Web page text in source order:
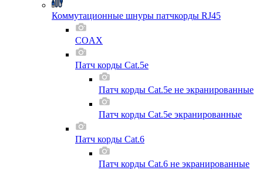
Коммутационные шнуры патчкорды RJ45
COAX
Патч корды Cat.5e
Патч корды Cat.5e не экранированные
Патч корды Cat.5e экранированные
Патч корды Cat.6
Патч корды Cat.6 не экранированные